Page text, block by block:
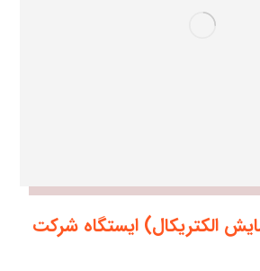
الکتریکال) ایستگاه شرکت